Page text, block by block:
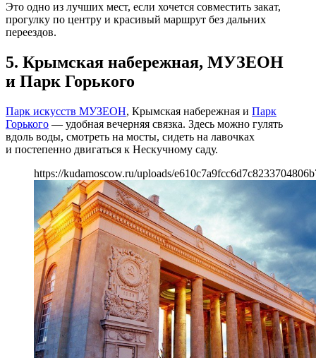
Это одно из лучших мест, если хочется совместить закат,
прогулку по центру и красивый маршрут без дальних
переездов.
5. Крымская набережная, МУЗЕОН
и Парк Горького
Парк искусств МУЗЕОН, Крымская набережная и Парк
Горького — удобная вечерняя связка. Здесь можно гулять
вдоль воды, смотреть на мосты, сидеть на лавочках
и постепенно двигаться к Нескучному саду.
https://kudamoscow.ru/uploads/